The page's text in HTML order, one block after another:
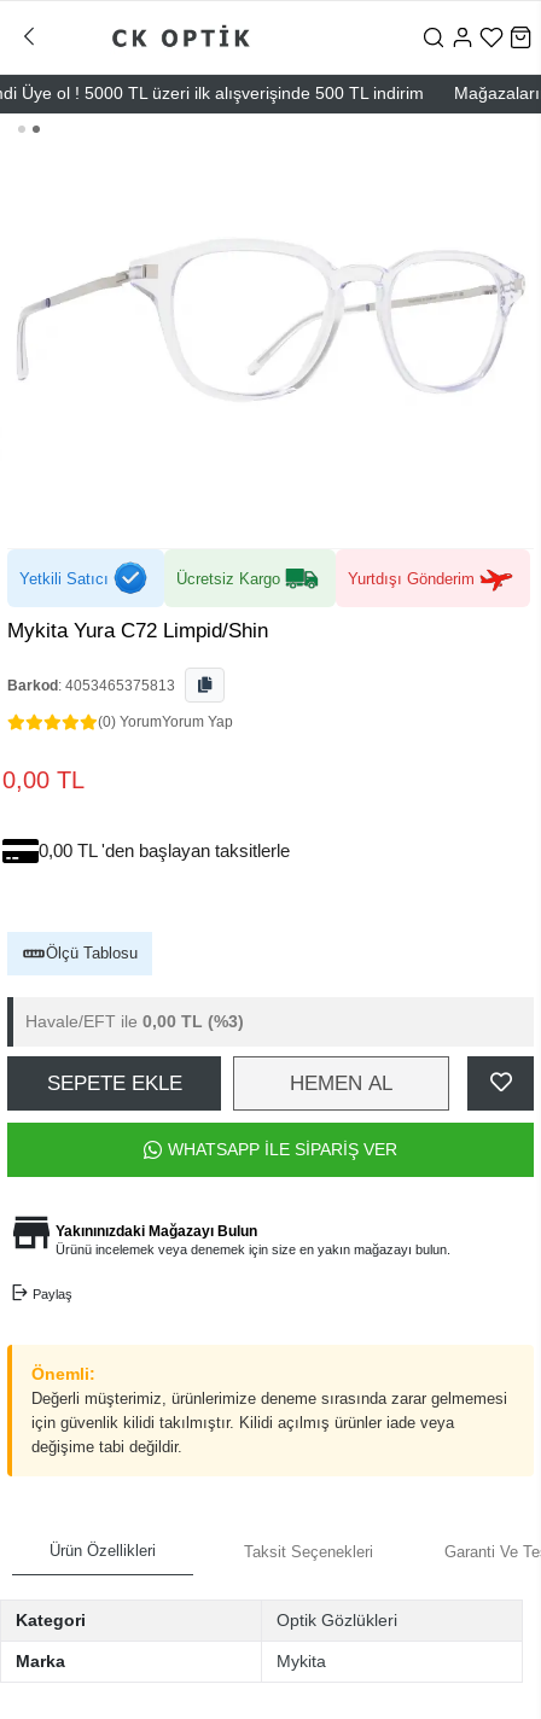
ol ! 5000 TL üzeri ilk alışverişinde 500 TL indirim
Yetkili Satıcı Ücretsiz Kargo Yurtdışı Gönderim
Mykita Yura C72 Limpid/Shin
Barkod : 4053465375813
(0) YorumYorum Yap
0,00 TL
0,00 TL 'den başlayan taksitlerle
Ölçü Tablosu
Havale/EFT ile 0,00 TL (%3)
SEPETE EKLE HEMEN AL
WHATSAPP İLE SİPARİŞ VER
Yakınınızdaki Mağazayı Bulun
Ürünü incelemek veya denemek için size en yakın mağazayı bulun.
Paylaş
Önemli:
Değerli müşterimiz, ürünlerimize deneme sırasında zarar gelmemesi
için güvenlik kilidi takılmıştır. Kilidi açılmış ürünler iade veya
değişime tabi değildir.
Ürün Özellikleri Taksit Seçenekleri Garanti Ve
Kategori Optik Gözlükleri
Marka Mykita